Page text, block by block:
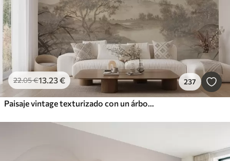
22.05€13.23€ 237
Paisaje vintage texturizado con un árbol cerca de un río y un cielo nublado, arte de la naturaleza en tonos sepia